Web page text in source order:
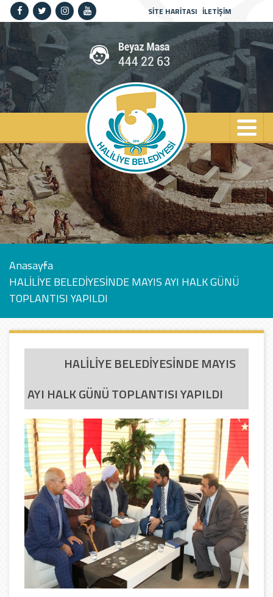
SİTE HARİTASI İLETİŞİM
Anasayfa
HALİLİYE BELEDİYESİNDE MAYIS AYI HALK GÜNÜ
TOPLANTISI YAPILDI
HALİLİYE BELEDİYESİNDE MAYIS
AYI HALK GÜNÜ TOPLANTISI YAPILDI
Anasayfa
Kurumsal
Haliliye
Spor
Kültür
Sanat
Güncel
İletişim